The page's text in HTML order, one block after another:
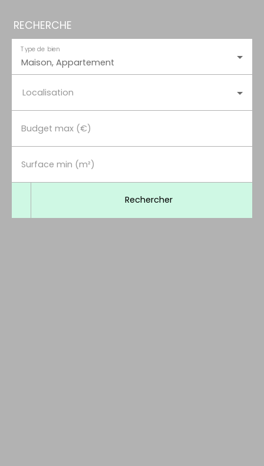
RECHERCHE
Maison, Appartement
Type de bien
Localisation
Budget max (€)
Surface min (m²)
Rechercher